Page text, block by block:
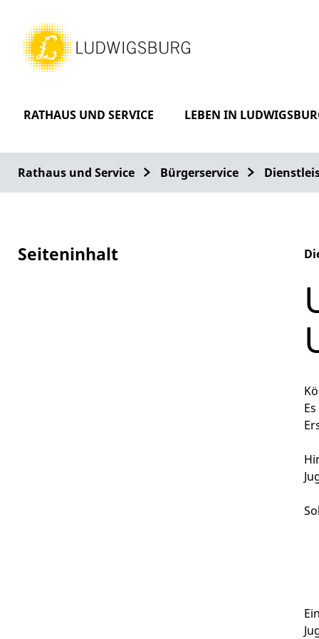
RATHAUS UND SERVICE LEBEN IN
Rathaus und Service Bürgerservice
Seiteninhalt